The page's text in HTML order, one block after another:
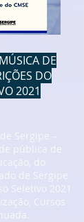
DE
DO
2021
Sergipe –
pública de
do
de Sergipe
Seletivo 2021
Cursos